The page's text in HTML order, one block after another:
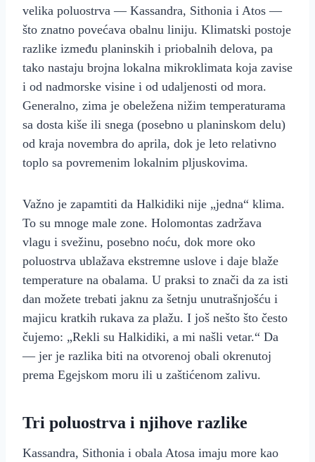
velika poluostrva — Kassandra, Sithonia i Atos —
što znatno povećava obalnu liniju. Klimatski postoje
razlike između planinskih i priobalnih delova, pa
tako nastaju brojna lokalna mikroklimata koja zavise
i od nadmorske visine i od udaljenosti od mora.
Generalno, zima je obeležena nižim temperaturama
sa dosta kiše ili snega (posebno u planinskom delu)
od kraja novembra do aprila, dok je leto relativno
toplo sa povremenim lokalnim pljuskovima.
Važno je zapamtiti da Halkidiki nije „jedna“ klima.
To su mnoge male zone. Holomontas zadržava
vlagu i svežinu, posebno noću, dok more oko
poluostrva ublažava ekstremne uslove i daje blaže
temperature na obalama. U praksi to znači da za isti
dan možete trebati jaknu za šetnju unutrašnjošću i
majicu kratkih rukava za plažu. I još nešto što često
čujemo: „Rekli su Halkidiki, a mi našli vetar.“ Da
— jer je razlika biti na otvorenoj obali okrenutoj
prema Egejskom moru ili u zaštićenom zalivu.
Tri poluostrva i njihove razlike
Kassandra, Sithonia i obala Atosa imaju more kao